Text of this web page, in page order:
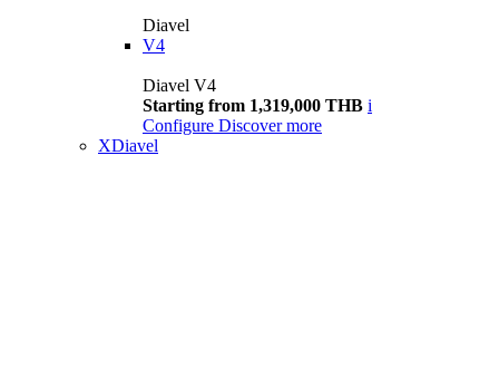
Diavel
V4
Diavel V4
Starting from 1,319,000 THB i
Configure Discover more
XDiavel